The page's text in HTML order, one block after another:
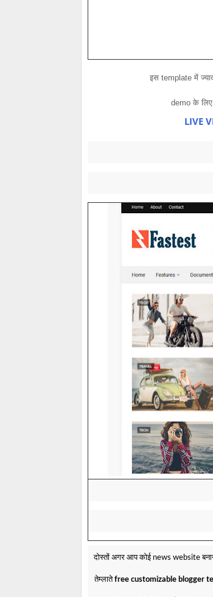
इस template में
demo के
LIVE
दोस्तों अगर आप कोई news website
तेम्लातेfree customizable blogger